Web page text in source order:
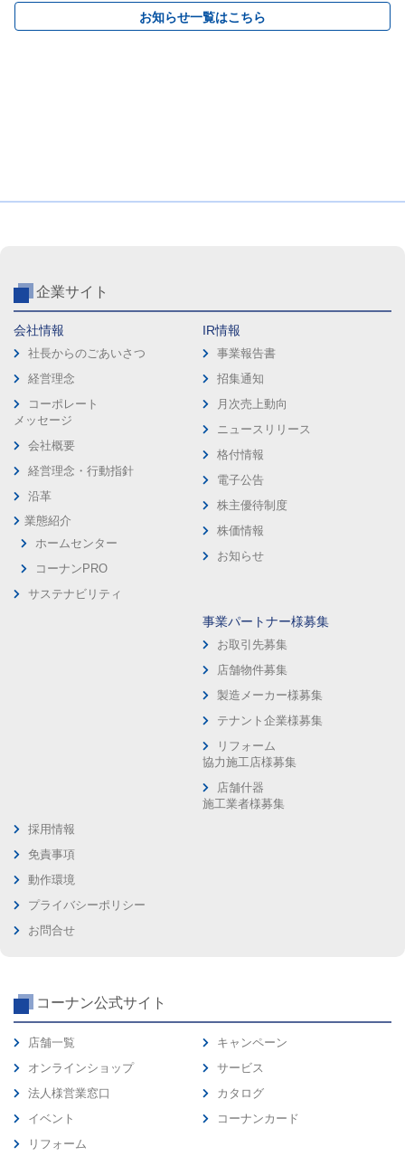
お知らせ一覧はこちら
企業サイト
会社情報
社長からのごあいさつ
経営理念
コーポレート
メッセージ
会社概要
経営理念・行動指針
沿革
業態紹介
ホームセンター
コーナンPRO
サステナビリティ
IR情報
事業報告書
招集通知
月次売上動向
ニュースリリース
格付情報
電子公告
株主優待制度
株価情報
お知らせ
事業パートナー様募集
お取引先募集
店舗物件募集
製造メーカー様募集
テナント企業様募集
リフォーム
協力施工店様募集
店舗什器
施工業者様募集
採用情報
免責事項
動作環境
プライバシーポリシー
お問合せ
コーナン公式サイト
店舗一覧
オンラインショップ
法人様営業窓口
イベント
リフォーム
キャンペーン
サービス
カタログ
コーナンカード